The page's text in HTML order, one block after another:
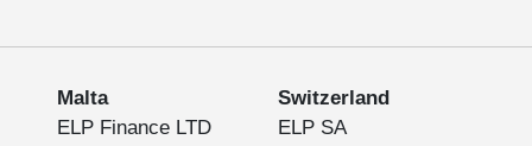
Malta
ELP Finance LTD
Switzerland
ELP SA